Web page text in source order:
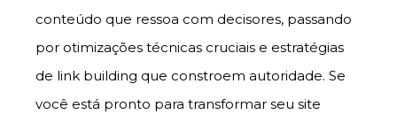
conteúdo que ressoa com decisores, passando
por otimizações técnicas cruciais e estratégias
de link building que constroem autoridade. Se
você está pronto para transformar seu site